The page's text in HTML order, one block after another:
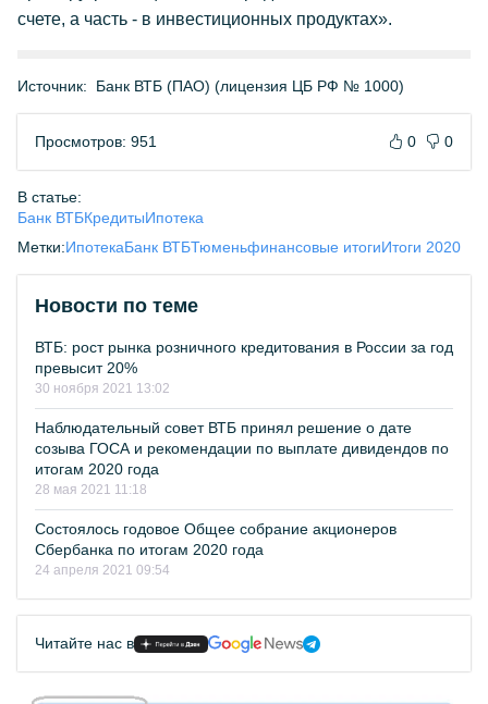
счете, а часть - в инвестиционных продуктах».
Источник: Банк ВТБ (ПАО) (лицензия ЦБ РФ № 1000)
Просмотров: 951 0 0
В статье:
Банк ВТБКредитыИпотека
Метки:ИпотекаБанк ВТБТюменьфинансовые итогиИтоги 2020
Новости по теме
ВТБ: рост рынка розничного кредитования в России за год
превысит 20%
30 ноября 2021 13:02
Наблюдательный совет ВТБ принял решение о дате
созыва ГОСА и рекомендации по выплате дивидендов по
итогам 2020 года
28 мая 2021 11:18
Состоялось годовое Общее собрание акционеров
Сбербанка по итогам 2020 года
24 апреля 2021 09:54
Читайте нас в